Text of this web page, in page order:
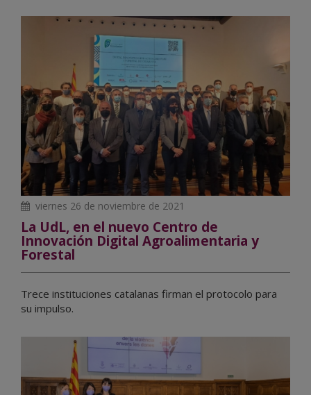
viernes 26 de noviembre de 2021
La UdL, en el nuevo Centro de
Innovación Digital Agroalimentaria y
Forestal
Trece instituciones catalanas firman el protocolo para
su impulso.